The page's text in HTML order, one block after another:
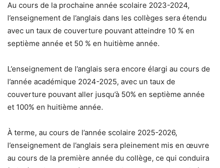
Au cours de la prochaine année scolaire 2023-2024,
l’enseignement de l’anglais dans les collèges sera étendu
avec un taux de couverture pouvant atteindre 10 % en
septième année et 50 % en huitième année.
L’enseignement de l’anglais sera encore élargi au cours de
l’année académique 2024-2025, avec un taux de
couverture pouvant aller jusqu’à 50% en septième année
et 100% en huitième année.
À terme, au cours de l’année scolaire 2025-2026,
l’enseignement de l’anglais sera pleinement mis en œuvre
au cours de la première année du collège, ce qui conduira